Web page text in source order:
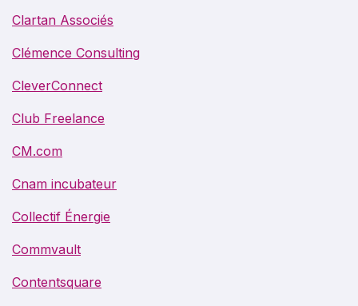
Clartan Associés
Clémence Consulting
CleverConnect
Club Freelance
CM.com
Cnam incubateur
Collectif Énergie
Commvault
Contentsquare